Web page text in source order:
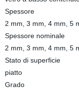
Spessore
2 mm, 3 mm, 4 mm, 5
Spessore nominale
2 mm, 3 mm, 4 mm, 5
Stato di superficie
piatto
Grado